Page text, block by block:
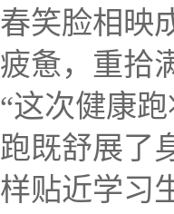
春笑脸相映
疲惫，重拾
“这次健康
跑既舒展了
样贴近学习